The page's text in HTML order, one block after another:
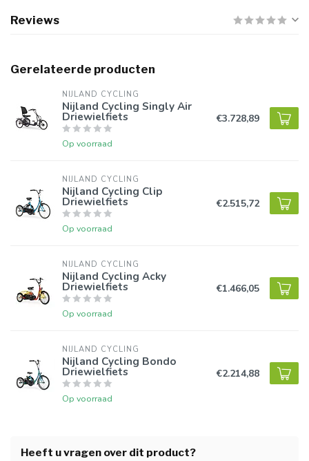
Reviews
Gerelateerde producten
NIJLAND CYCLING
Nijland Cycling Singly Air
Driewielfiets
Op voorraad
€3.728,89
NIJLAND CYCLING
Nijland Cycling Clip
Driewielfiets
Op voorraad
€2.515,72
NIJLAND CYCLING
Nijland Cycling Acky
Driewielfiets
Op voorraad
€1.466,05
NIJLAND CYCLING
Nijland Cycling Bondo
Driewielfiets
Op voorraad
€2.214,88
Heeft u vragen over dit product?